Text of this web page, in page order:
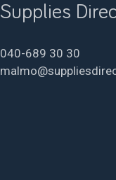
Supplies
040-689 30 30